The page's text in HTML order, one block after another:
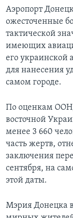
Аэропорт
ожесточенные
тактической
имеющих
его украинской
для нанесения
самом городе.
По оценкам ООН,
восточной
менее 3 660
часть жертв,
заключения
сентября, на
этой даты.
Мэрия Донецка